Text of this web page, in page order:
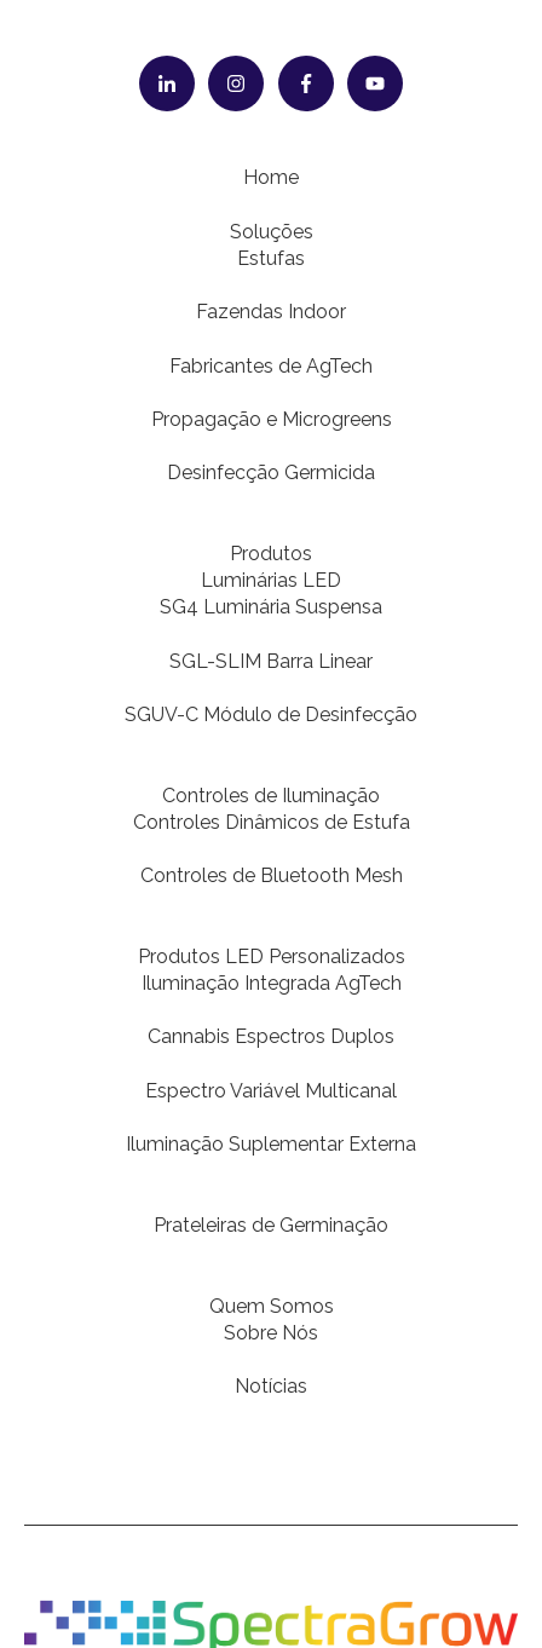
Home
Soluções
Estufas
Fazendas Indoor
Fabricantes de AgTech
Propagação e Microgreens
Desinfecção Germicida
Produtos
Luminárias LED
SG4 Luminária Suspensa
SGL-SLIM Barra Linear
SGUV-C Módulo de Desinfecção
Controles de Iluminação
Controles Dinâmicos de Estufa
Controles de Bluetooth Mesh
Produtos LED Personalizados
Iluminação Integrada AgTech
Cannabis Espectros Duplos
Espectro Variável Multicanal
Iluminação Suplementar Externa
Prateleiras de Germinação
Quem Somos
Sobre Nós
Notícias